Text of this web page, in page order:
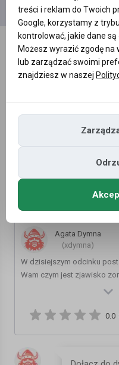
film
Zorza Polarna,
Agata Dymna
(xdymna)
W dzisiejszym odcinku
Wam czym jest zjawisko
statyczne? Jak powstaje?
Zdjęcia kumpla z tego dnia
0.0
treści i reklam do Twoich
Google, korzystamy z
kontrolować, jakie dane
Możesz wyrazić zgodę na
lub zarządzać swoimi
znajdziesz w naszej